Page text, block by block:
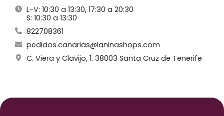
L-V: 10:30 a 13:30, 17:30 a 20:30
S: 10:30 a 13:30
822708361
pedidos.canarias@laninashops.com
C. Viera y Clavijo, 1. 38003 Santa Cruz de Tenerife